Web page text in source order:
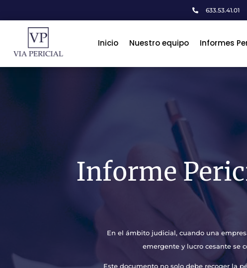
 633.53.41.01
Inicio Nuestro equipo Informes
Inicio Nuestro equipo Informes
Informe
En el ámbito judicial, cuando una
emergente y lucro cesante se
Este documento no solo debe recoger la